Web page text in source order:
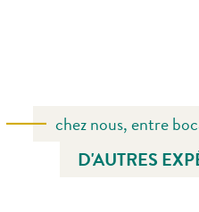
chez nous, entre
D'AUTRES